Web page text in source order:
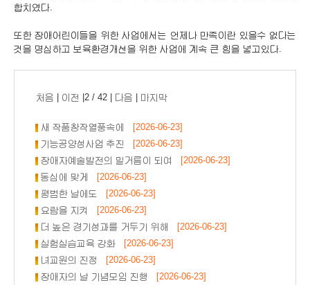
합치였다.
또한 장애어린이들을 위한 사업에서는 언제나 만족이란 있을수 없다는
것을 명심하고 보육환경개선을 위한 사업에 계속 큰 힘을 넣고있다.
처음 이전 |2 / 42 | 다음 마지막
새 작품창작열풍속에
[2026-06-23]
기능공양성사업 추진
[2026-06-23]
장애자예술발전의 밑거름이 되여
[2026-06-23]
동심에 맞게
[2026-06-23]
평범한 날에도
[2026-06-23]
요람을 지켜
[2026-06-23]
더 높은 경기성과를 거두기 위해
[2026-06-23]
실험실습교육 강화 [2026-06-23]
녀교원의 진정
[2026-06-23]
장애자의 날 기념모임 진행
[2026-06-23]